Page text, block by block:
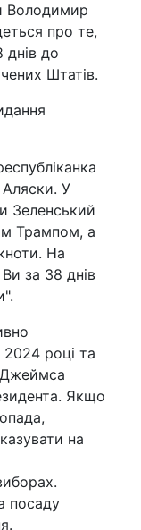
Володимир
про те,
днів до
Штатів.
Аляски. У
Зеленський
Трампом, а
На
за 38 днів
2024 році та
Джеймса
Якщо
на
посаду